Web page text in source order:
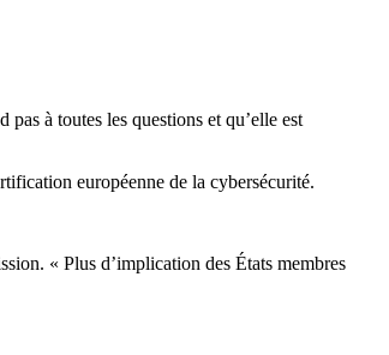
à toutes les questions et qu’elle est
européenne de la cybersécurité.
« Plus d’implication des États membres